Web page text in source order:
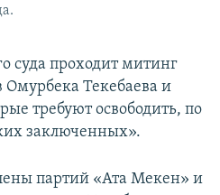
суда проходит митинг
Омурбека Текебаева и
требуют освободить, по
заключенных».
партий «Ата Мекен» и